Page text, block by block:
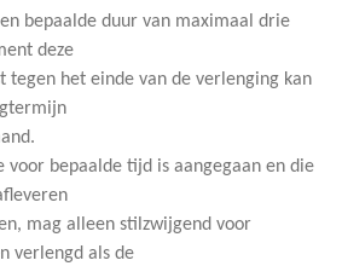
bepaalde duur van maximaal drie
deze
tegen het einde van de verlenging kan
voor bepaalde tijd is aangegaan en die
mag alleen stilzwijgend voor
verlengd als de